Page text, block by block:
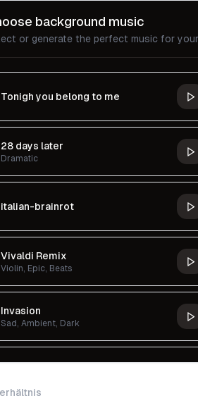
background music
or generate the perfect music for
Tonigh you belong to me
28 days later
Dramatic
italian-brainrot
Vivaldi Remix
Violin, Epic, Beats
Invasion
Sad, Ambient, Dark
Chronicles Of Tears